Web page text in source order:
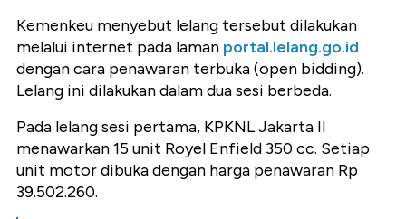
Kemenkeu menyebut lelang tersebut dilakukan
melalui internet pada laman portal.lelang.go.id
dengan cara penawaran terbuka (open bidding).
Lelang ini dilakukan dalam dua sesi berbeda.
Pada lelang sesi pertama, KPKNL Jakarta II
menawarkan 15 unit Royel Enfield 350 cc. Setiap
unit motor dibuka dengan harga penawaran Rp
39.502.260.